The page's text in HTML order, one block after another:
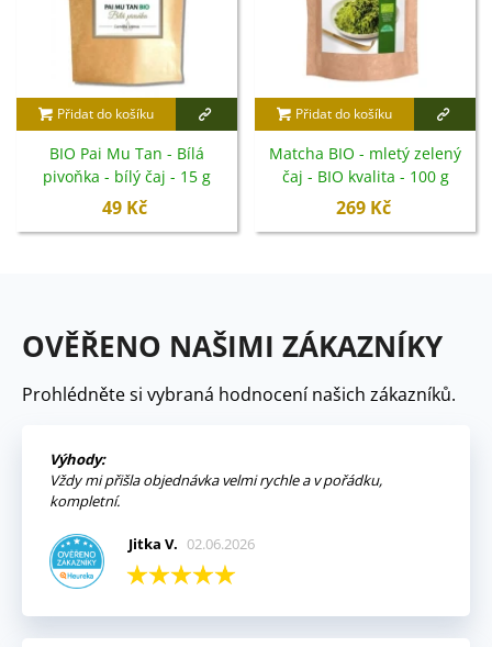
Přidat do košíku
BIO Pai Mu Tan - Bílá
pivoňka - bílý čaj - 15 g
49 Kč
Přidat do košíku
Matcha BIO - mletý zelený
čaj - BIO kvalita - 100 g
269 Kč
OVĚŘENO NAŠIMI ZÁKAZNÍKY
Prohlédněte si vybraná hodnocení našich zákazníků.
Výhody:
Vždy mi přišla objednávka velmi rychle a v pořádku,
kompletní.
Jitka V. 02.06.2026